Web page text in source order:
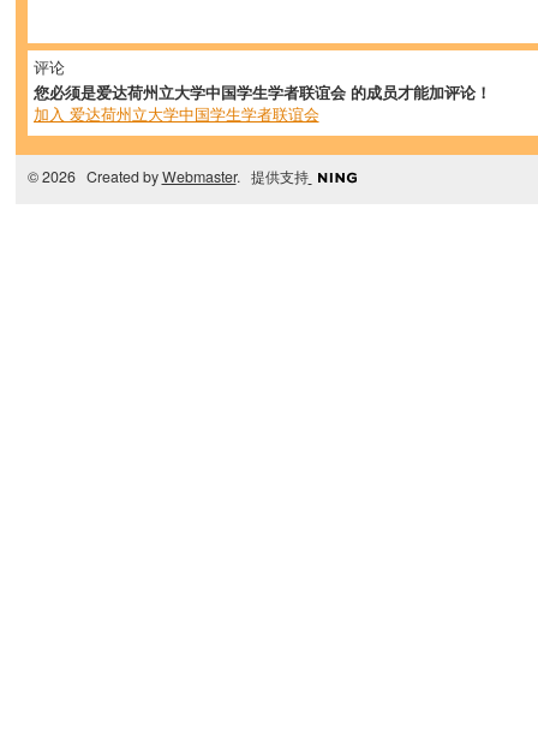
评论
您必须是爱达荷州立大学中国学生学者联谊会 的成员才能加评论！
加入 爱达荷州立大学中国学生学者联谊会
© 2026 Created byWebmaster. 提供支持